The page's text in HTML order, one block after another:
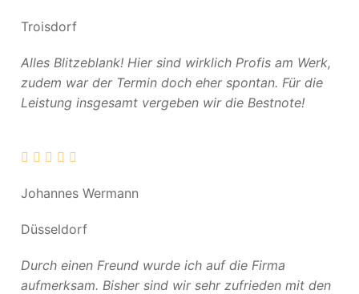
Troisdorf
Alles Blitzeblank! Hier sind wirklich Profis am Werk,
zudem war der Termin doch eher spontan. Für die
Leistung insgesamt vergeben wir die Bestnote!
Johannes Wermann
Düsseldorf
Durch einen Freund wurde ich auf die Firma
aufmerksam. Bisher sind wir sehr zufrieden mit den